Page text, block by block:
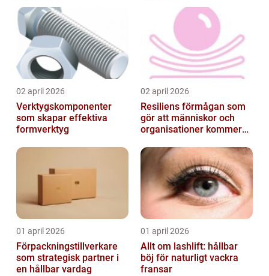
02 april 2026
Verktygskomponenter
som skapar effektiva
formverktyg
02 april 2026
Resiliens förmågan som
gör att människor och
organisationer kommer
01 april 2026
Förpackningstillverkare
som strategisk partner i
en hållbar vardag
01 april 2026
Allt om lashlift: hållbar
böj för naturligt vackra
fransar